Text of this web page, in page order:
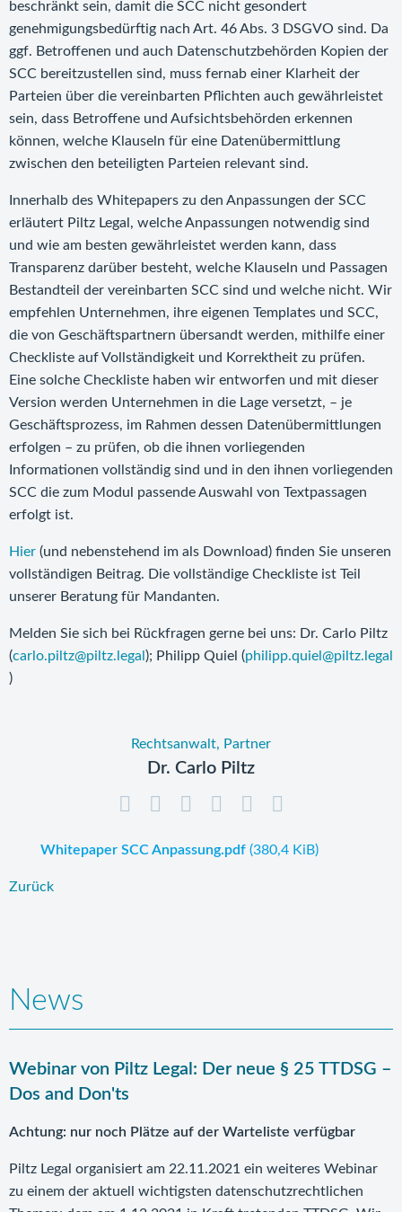
beschränkt sein, damit die SCC nicht gesondert
genehmigungsbedürftig nach Art. 46 Abs. 3 DSGVO sind. Da
ggf. Betroffenen und auch Datenschutzbehörden Kopien der
SCC bereitzustellen sind, muss fernab einer Klarheit der
Parteien über die vereinbarten Pflichten auch gewährleistet
sein, dass Betroffene und Aufsichtsbehörden erkennen
können, welche Klauseln für eine Datenübermittlung
zwischen den beteiligten Parteien relevant sind.
Innerhalb des Whitepapers zu den Anpassungen der SCC
erläutert Piltz Legal, welche Anpassungen notwendig sind
und wie am besten gewährleistet werden kann, dass
Transparenz darüber besteht, welche Klauseln und Passagen
Bestandteil der vereinbarten SCC sind und welche nicht. Wir
empfehlen Unternehmen, ihre eigenen Templates und SCC,
die von Geschäftspartnern übersandt werden, mithilfe einer
Checkliste auf Vollständigkeit und Korrektheit zu prüfen.
Eine solche Checkliste haben wir entworfen und mit dieser
Version werden Unternehmen in die Lage versetzt, – je
Geschäftsprozess, im Rahmen dessen Datenübermittlungen
erfolgen – zu prüfen, ob die ihnen vorliegenden
Informationen vollständig sind und in den ihnen vorliegenden
SCC die zum Modul passende Auswahl von Textpassagen
erfolgt ist.
Hier (und nebenstehend im als Download) finden Sie unseren
vollständigen Beitrag. Die vollständige Checkliste ist Teil
unserer Beratung für Mandanten.
Melden Sie sich bei Rückfragen gerne bei uns: Dr. Carlo Piltz
(carlo.piltz@piltz.legal ); Philipp Quiel (philipp.quiel@piltz.legal
)
Rechtsanwalt, Partner
Dr. Carlo Piltz
Whitepaper SCC Anpassung.pdf (380,4 KiB)
Zurück
News
Webinar von Piltz Legal: Der neue § 25 TTDSG –
Dos and Don'ts
Achtung: nur noch Plätze auf der Warteliste verfügbar
Piltz Legal organisiert am 22.11.2021 ein weiteres Webinar
zu einem der aktuell wichtigsten datenschutzrechtlichen